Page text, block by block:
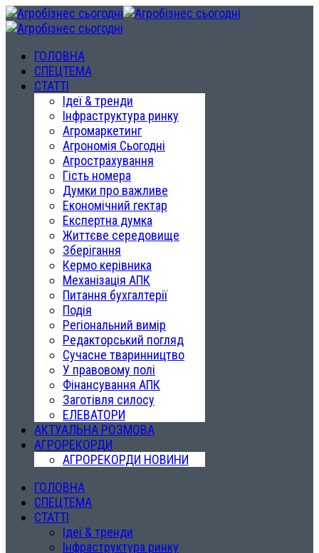
ГОЛОВНА
СПЕЦТЕМА
СТАТТІ
Ідеї & тренди
Інфраструктура ринку
Агромаркетинг
Агрономія Сьогодні
Агрострахування
Гість номера
Думки про важливе
Економічний гектар
Експертна думка
Життєве середовище
Зберігання
Кермо керівника
Механізація АПК
Питання бухгалтерії
Подія
Регіональний вимір
Редакторський погляд
Сучасне тваринництво
У правовому полі
Фінансування АПК
Заготівля силосу
ЕЛЕВАТОРИ
АКТУАЛЬНА РОЗМОВА
АГРОРЕКОРДИ
АГРОРЕКОРДИ НОВИНИ
ГОЛОВНА
СПЕЦТЕМА
СТАТТІ
Ідеї & тренди
Інфраструктура ринку